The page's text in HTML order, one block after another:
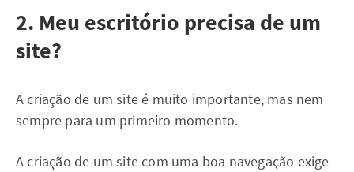
2. Meu escritório precisa de um
site?
A criação de um site é muito importante, mas nem
sempre para um primeiro momento.
A criação de um site com uma boa navegação exige